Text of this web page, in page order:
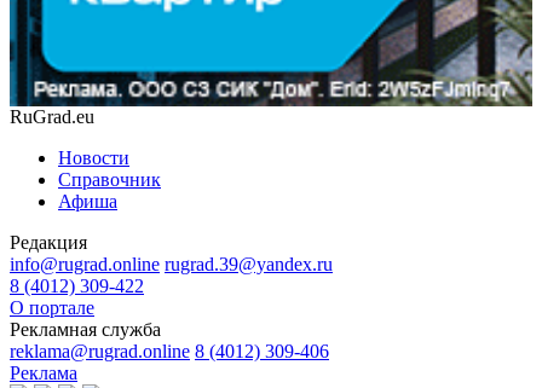
RuGrad.eu
Новости
Справочник
Афиша
Редакция
info@rugrad.online rugrad.39@yandex.ru
8 (4012) 309-422
О портале
Рекламная служба
reklama@rugrad.online 8 (4012) 309-406
Реклама